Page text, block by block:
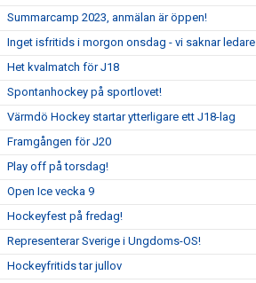
Summarcamp 2023, anmälan är öppen!
Inget isfritids i morgon onsdag - vi saknar ledare
Het kvalmatch för J18
Spontanhockey på sportlovet!
Värmdö Hockey startar ytterligare ett J18-lag
Framgången för J20
Play off på torsdag!
Open Ice vecka 9
Hockeyfest på fredag!
Representerar Sverige i Ungdoms-OS!
Hockeyfritids tar jullov